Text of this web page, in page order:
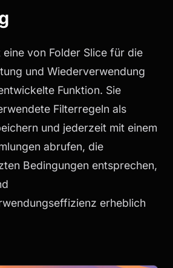
eine von Folder Slice für die
und Wiederverwendung
Funktion. Sie
Filterregeln als
und jederzeit mit einem
abrufen, die
Bedingungen entsprechen,
erheblich